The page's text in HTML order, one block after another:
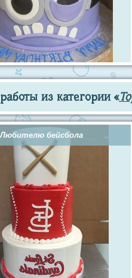
из категории «
Любителю бейсбола